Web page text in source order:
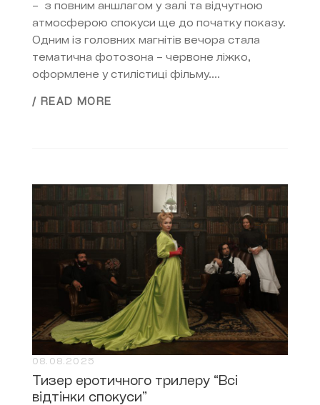
– з повним аншлагом у залі та відчутною
атмосферою спокуси ще до початку показу.
Одним із головних магнітів вечора стала
тематична фотозона – червоне ліжко,
оформлене у стилістиці фільму....
/ READ MORE
08.08.2025
Тизер еротичного трилеру “Всі
відтінки спокуси”